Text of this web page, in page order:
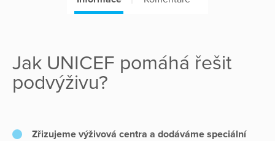
Jak UNICEF pomáhá řešit
podvýživu?
Zřizujeme výživová centra a dodáváme speciální